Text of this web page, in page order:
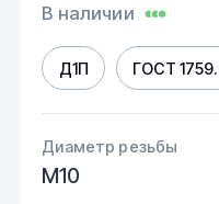
В наличии
Д1П ГОСТ
Диаметр резьбы
М10